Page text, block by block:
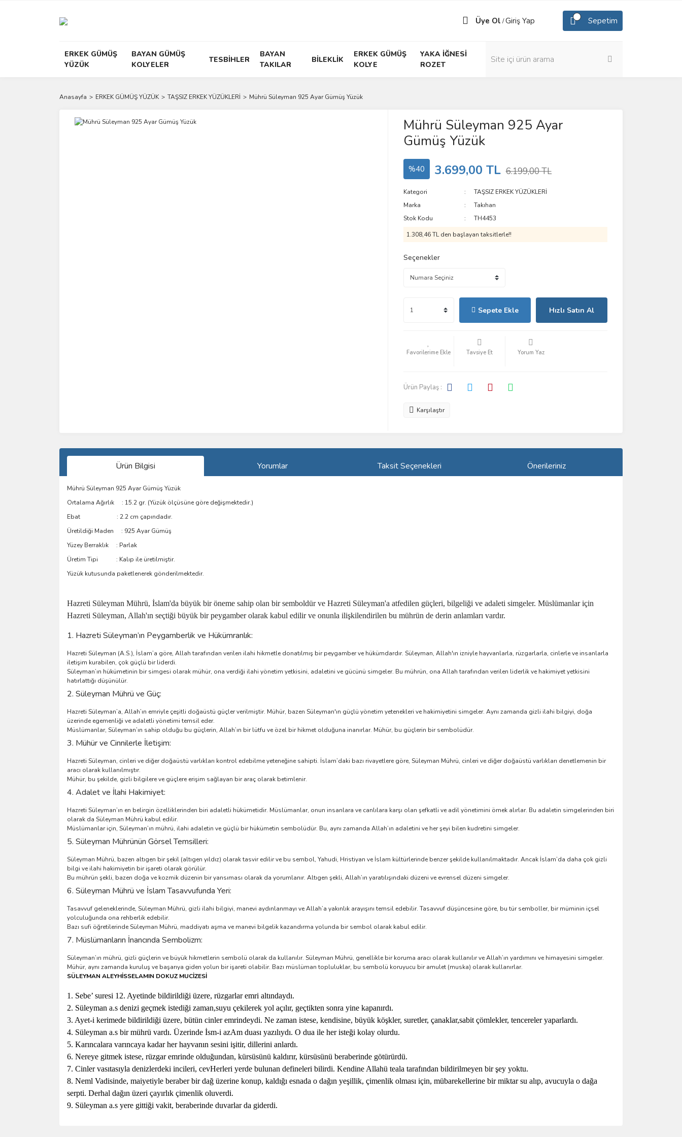
Üye Ol /Giriş Yap Sepetim
ERKEK GÜMÜŞ
YÜZÜK
BAYAN GÜMÜŞ
KOLYELER
TESBİHLER
BAYAN
TAKILAR
BİLEKLİK
ERKEK GÜMÜŞ
KOLYE
YAKA İĞNESİ
ROZET
Anasayfa ERKEK GÜMÜŞ YÜZÜK TAŞSIZ ERKEK YÜZÜKLERİ Mührü Süleyman 925 Ayar Gümüş Yüzük
Mührü Süleyman 925 Ayar
Gümüş Yüzük
%40 3.699,00 TL 6.199,00 TL
Kategori
TAŞSIZ ERKEK YÜZÜKLERİ
Marka
Takıhan
Stok Kodu
TH4453
1.308,46 TL den başlayan taksitlerle!!
Seçenekler
Sepete Ekle Hızlı Satın Al
Tavsiye Et Yorum Yaz
Ürün Paylaş :
Karşılaştır
Ürün Bilgisi Yorumlar Taksit Seçenekleri Önerileriniz
Mührü Süleyman 925 Ayar Gümüş Yüzük
Ortalama Ağırlık : 15.2 gr. (Yüzük ölçüsüne göre değişmektedir.)
Ebat : 2.2 cm çapındadır.
Üretildiği Maden : 925 Ayar Gümüş
Yüzey Berraklık : Parlak
Üretim Tipi : Kalıp ile üretilmiştir.
Yüzük kutusunda paketlenerek gönderilmektedir.
Hazreti Süleyman Mührü, İslam'da büyük bir öneme sahip olan bir semboldür ve Hazreti Süleyman'a atfedilen güçleri, bilgeliği ve adaleti simgeler. Müslümanlar için
Hazreti Süleyman, Allah'ın seçtiği büyük bir peygamber olarak kabul edilir ve onunla ilişkilendirilen bu mührün de derin anlamları vardır.
1. Hazreti Süleyman’ın Peygamberlik ve Hükümranlık:
Hazreti Süleyman (A.S.), İslam’a göre, Allah tarafından verilen ilahi hikmetle donatılmış bir peygamber ve hükümdardır. Süleyman, Allah'ın izniyle hayvanlarla, rüzgarlarla, cinlerle ve insanlarla
iletişim kurabilen, çok güçlü bir liderdi.
Süleyman’ın hükümetinin bir simgesi olarak mühür, ona verdiği ilahi yönetim yetkisini, adaletini ve gücünü simgeler. Bu mührün, ona Allah tarafından verilen liderlik ve hakimiyet yetkisini
hatırlattığı düşünülür.
2. Süleyman Mührü ve Güç:
Hazreti Süleyman’a, Allah’ın emriyle çeşitli doğaüstü güçler verilmiştir. Mühür, bazen Süleyman'ın güçlü yönetim yetenekleri ve hakimiyetini simgeler. Aynı zamanda gizli ilahi bilgiyi, doğa
üzerinde egemenliği ve adaletli yönetimi temsil eder.
Müslümanlar, Süleyman’ın sahip olduğu bu güçlerin, Allah’ın bir lütfu ve özel bir hikmet olduğuna inanırlar. Mühür, bu güçlerin bir sembolüdür.
3. Mühür ve Cinnilerle İletişim:
Hazreti Süleyman, cinleri ve diğer doğaüstü varlıkları kontrol edebilme yeteneğine sahipti. İslam’daki bazı rivayetlere göre, Süleyman Mührü, cinleri ve diğer doğaüstü varlıkları denetlemenin bir
aracı olarak kullanılmıştır.
Mühür, bu şekilde, gizli bilgilere ve güçlere erişim sağlayan bir araç olarak betimlenir.
4. Adalet ve İlahi Hakimiyet:
Hazreti Süleyman’ın en belirgin özelliklerinden biri adaletli hükümetidir. Müslümanlar, onun insanlara ve canlılara karşı olan şefkatli ve adil yönetimini örnek alırlar. Bu adaletin simgelerinden biri
olarak da Süleyman Mührü kabul edilir.
Müslümanlar için, Süleyman’ın mührü, ilahi adaletin ve güçlü bir hükümetin sembolüdür. Bu, aynı zamanda Allah’ın adaletini ve her şeyi bilen kudretini simgeler.
5. Süleyman Mührünün Görsel Temsilleri:
Süleyman Mührü, bazen altıgen bir şekil (altıgen yıldız) olarak tasvir edilir ve bu sembol, Yahudi, Hristiyan ve İslam kültürlerinde benzer şekilde kullanılmaktadır. Ancak İslam’da daha çok gizli
bilgi ve ilahi hakimiyetin bir işareti olarak görülür.
Bu mührün şekli, bazen doğa ve kozmik düzenin bir yansıması olarak da yorumlanır. Altıgen şekli, Allah’ın yaratılışındaki düzeni ve evrensel düzeni simgeler.
6. Süleyman Mührü ve İslam Tasavvufunda Yeri:
Tasavvuf geleneklerinde, Süleyman Mührü, gizli ilahi bilgiyi, manevi aydınlanmayı ve Allah’a yakınlık arayışını temsil edebilir. Tasavvuf düşüncesine göre, bu tür semboller, bir müminin içsel
yolculuğunda ona rehberlik edebilir.
Bazı sufi öğretilerinde Süleyman Mührü, maddiyatı aşma ve manevi bilgelik kazandırma yolunda bir sembol olarak kabul edilir.
7. Müslümanların İnancında Sembolizm:
Süleyman’ın mührü, gizli güçlerin ve büyük hikmetlerin sembolü olarak da kullanılır. Süleyman Mührü, genellikle bir koruma aracı olarak kullanılır ve Allah’ın yardımını ve himayesini simgeler.
Mühür, aynı zamanda kuruluş ve başarıya giden yolun bir işareti olabilir. Bazı müslüman topluluklar, bu sembolü koruyucu bir amulet (muska) olarak kullanırlar.
SÜLEYMAN ALEYHİSSELAMIN DOKUZ MUCİZESİ
1 . Sebe’ suresi 12. Ayetinde bildirildiği üzere, rüzgarlar emri altındaydı.
2. Süleyman a.s denizi geçmek istediği zaman,suyu çekilerek yol açılır, geçtikten sonra yine kapanırdı.
3. Ayet-i kerimede bildirildiği üzere, bütün cinler emrindeydi. Ne zaman istese, kendisine, büyük köşkler, suretler, çanaklar,sabit çömlekler, tencereler yaparlardı.
4. Süleyman a.s bir mührü vardı. Üzerinde İsm-i azAm duası yazılıydı. O dua ile her isteği kolay olurdu.
5. Karıncalara varıncaya kadar her hayvanın sesini işitir, dillerini anlardı.
6. Nereye gitmek istese, rüzgar emrinde olduğundan, kürsüsünü kaldırır, kürsüsünü beraberinde götürürdü.
7. Cinler vasıtasıyla denizlerdeki incileri, cevHerleri yerde bulunan defineleri bilirdi. Kendine Allahü teala tarafından bildirilmeyen bir şey yoktu.
8. Neml Vadisinde, maiyetiyle beraber bir dağ üzerine konup, kaldığı esnada o dağın yeşillik, çimenlik olması için, mübarekellerine bir miktar su alıp, avucuyla o dağa
serpti. Derhal dağın üzeri çayırlık çimenlik oluverdi.
9. Süleyman a.s yere gittiği vakit, beraberinde duvarlar da giderdi.